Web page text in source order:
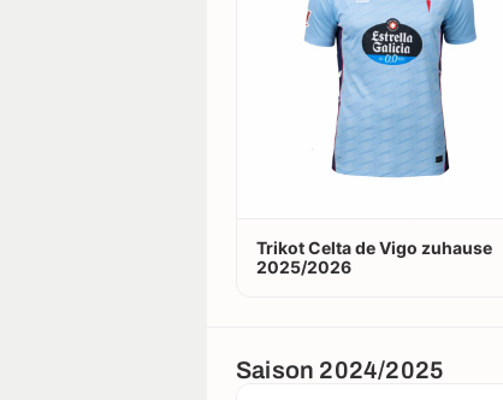
Trikot Celta de Vigo zuhause
2025/2026
Saison 2024/2025